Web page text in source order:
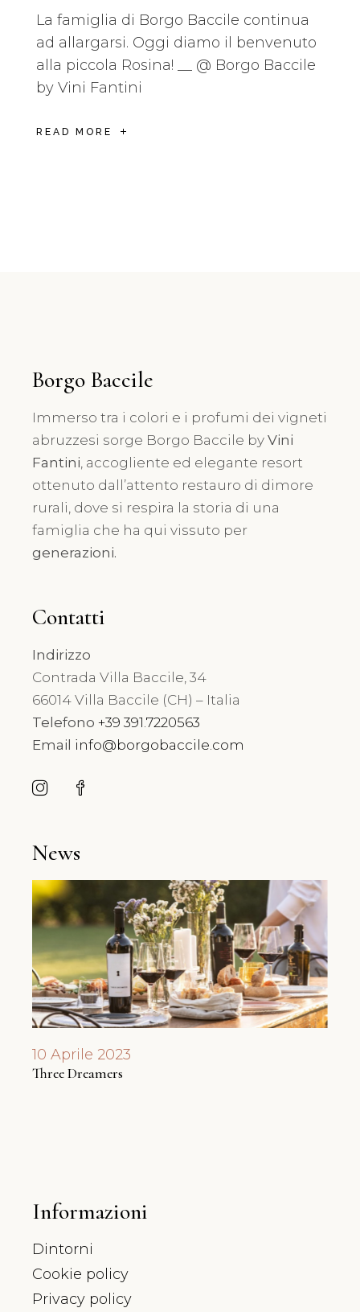
La famiglia di Borgo Baccile continua
ad allargarsi. Oggi diamo il benvenuto
alla piccola Rosina! __ @ Borgo Baccile
by Vini Fantini
READ MORE
Borgo Baccile
Immerso tra i colori e i profumi dei vigneti
abruzzesi sorge Borgo Baccile by Vini
Fantini, accogliente ed elegante resort
ottenuto dall’attento restauro di dimore
rurali, dove si respira la storia di una
famiglia che ha qui vissuto per
generazioni.
Contatti
Indirizzo
Contrada Villa Baccile, 34
66014 Villa Baccile (CH) – Italia
Telefono +39 391.7220563
Email info@borgobaccile.com
News
10 Aprile 2023
Three Dreamers
Informazioni
Dintorni
Cookie policy
Privacy policy